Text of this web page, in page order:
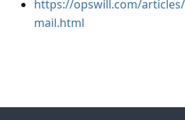
https://opswill.com/
mail.html